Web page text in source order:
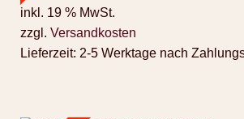
inkl. 19 % MwSt.
zzgl. Versandkosten
Lieferzeit: 2-5 Werktage nach